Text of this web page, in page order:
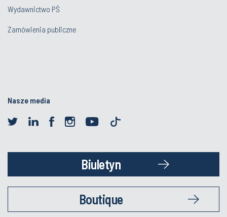
Wydawnictwo PŚ
Zamówienia publiczne
Nasze media
Biuletyn
Boutique